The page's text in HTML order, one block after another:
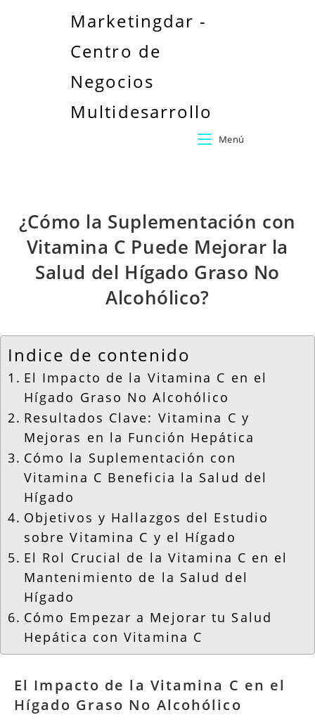
Marketingdar -
Centro de
Negocios
Multidesarrollo
Menú
¿Cómo la Suplementación con
Vitamina C Puede Mejorar la
Salud del Hígado Graso No
Alcohólico?
Indice de contenido
El Impacto de la Vitamina C en el
Hígado Graso No Alcohólico
Resultados Clave: Vitamina C y
Mejoras en la Función Hepática
Cómo la Suplementación con
Vitamina C Beneficia la Salud del
Hígado
Objetivos y Hallazgos del Estudio
sobre Vitamina C y el Hígado
El Rol Crucial de la Vitamina C en el
Mantenimiento de la Salud del
Hígado
Cómo Empezar a Mejorar tu Salud
Hepática con Vitamina C
El Impacto de la Vitamina C en el
Hígado Graso No Alcohólico